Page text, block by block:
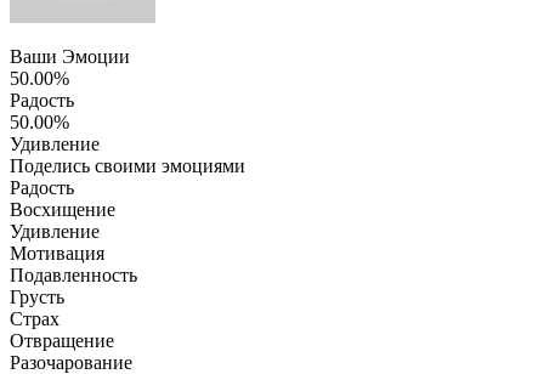
Ваши Эмоции
50.00%
Радость
50.00%
Удивление
Поделись своими эмоциями
Радость
Восхищение
Удивление
Мотивация
Подавленность
Грусть
Страх
Отвращение
Разочарование